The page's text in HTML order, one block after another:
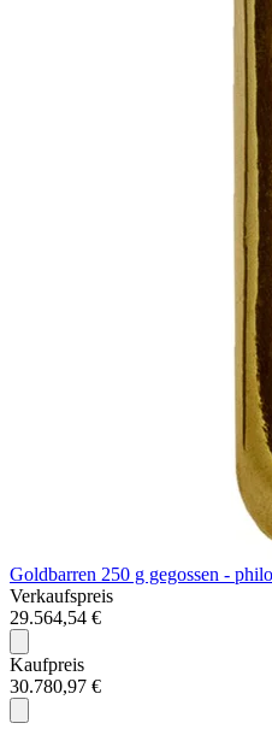
Goldbarren 250 g gegossen -
Verkaufspreis
29.564,54 €
Kaufpreis
30.780,97 €